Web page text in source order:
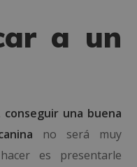
a un
conseguir una buena
no será muy
hacer es
presentarle